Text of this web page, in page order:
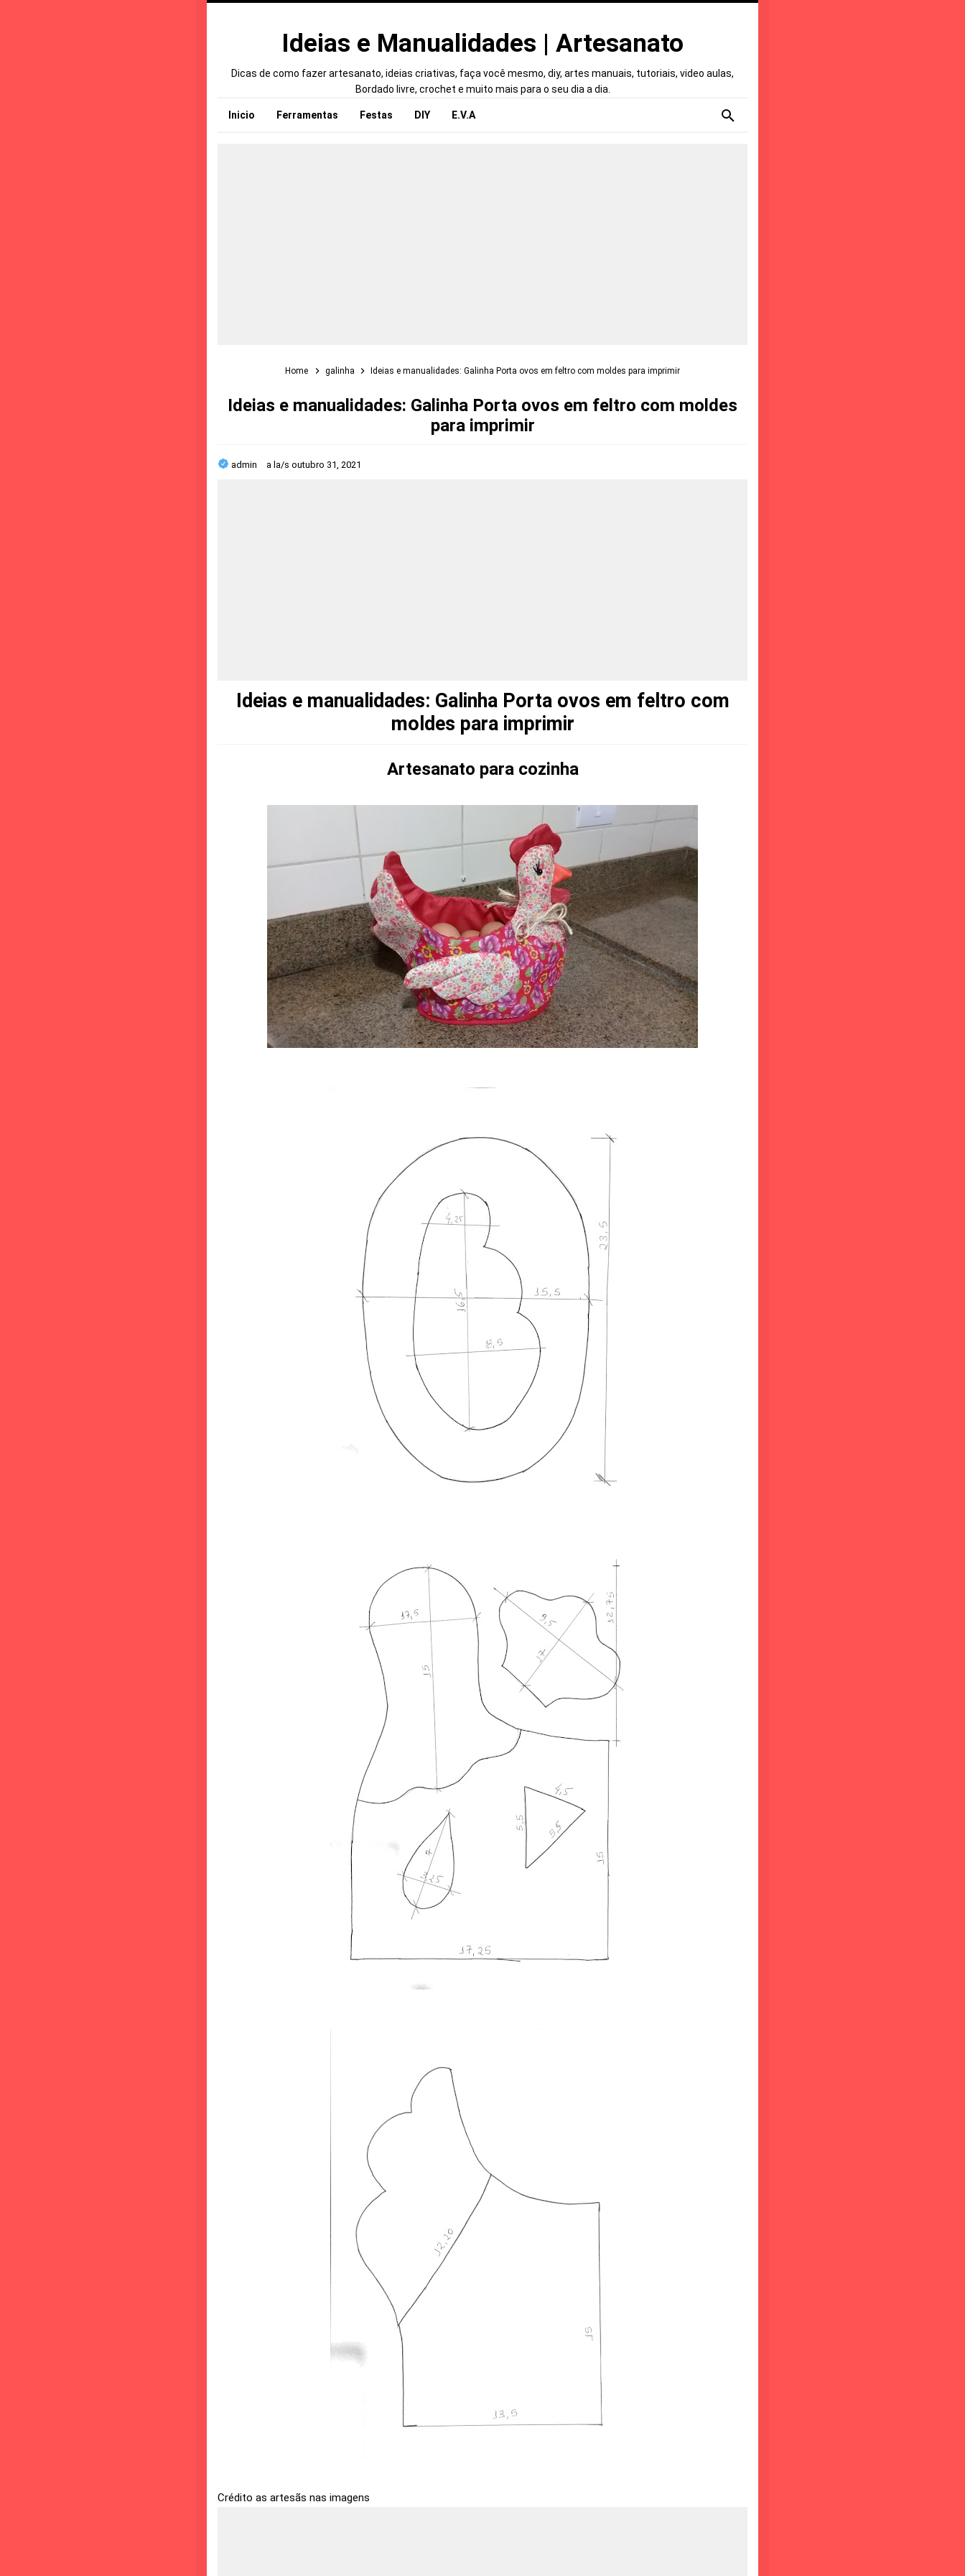
Ideias e Manualidades | Artesanato
Dicas de como fazer artesanato, ideias criativas, faça você mesmo, diy, artes manuais, tutoriais, video aulas,
Bordado livre, crochet e muito mais para o seu dia a dia.
Inicio Ferramentas Festas DIY E.V.A
Home galinha Ideias e manualidades: Galinha Porta ovos em feltro com moldes para imprimir
Ideias e manualidades: Galinha Porta ovos em feltro com moldes
para imprimir
admin a la/s outubro 31, 2021
Ideias e manualidades: Galinha Porta ovos em feltro com
moldes para imprimir
Artesanato para cozinha
Crédito as artesãs nas imagens